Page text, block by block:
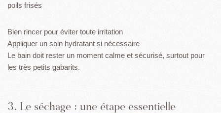
poils frisés
Bien rincer pour éviter toute irritation
Appliquer un soin hydratant si nécessaire
Le bain doit rester un moment calme et sécurisé, surtout pour
les très petits gabarits.
3. Le séchage : une étape essentielle